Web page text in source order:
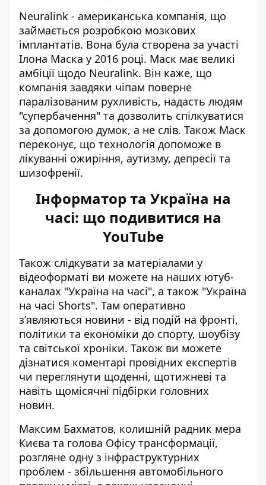
Neuralink - американська компанія, що
займається розробкою мозкових
імплантатів. Вона була створена за участі
Ілона Маска у 2016 році. Маск має великі
амбіції щодо Neuralink. Він каже, що
компанія завдяки чіпам поверне
паралізованим рухливість, надасть людям
"супербачення" та дозволить спілкуватися
за допомогою думок, а не слів. Також Маск
переконує, що технологія допоможе в
лікуванні ожиріння, аутизму, депресії та
шизофренії.
Інформатор та Україна на
часі: що подивитися на
YouTube
Також слідкувати за матеріалами у
відеоформаті ви можете на наших ютуб-
каналах "Україна на часі", а також "Україна
на часі Shorts". Там оперативно
зʼявляються новини - від подій на фронті,
політики та економіки до спорту, шоубізу
та світської хроніки. Також ви можете
дізнатися коментарі провідних експертів
чи переглянути щоденні, щотижневі та
навіть щомісячні підбірки головних
новин.
Максим Бахматов, колишній радник мера
Києва та голова Офісу трансформації,
розгляне одну з інфраструктурних
проблем - збільшення автомобільного